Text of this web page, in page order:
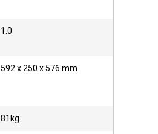
1.0
592 x 250 x 576 mm
81kg